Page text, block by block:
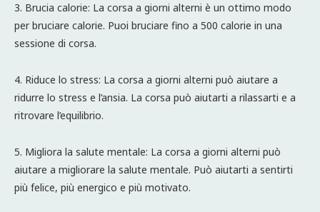
3. Brucia calorie: La corsa a giorni alterni è un ottimo modo
per bruciare calorie. Puoi bruciare fino a 500 calorie in una
sessione di corsa.
4. Riduce lo stress: La corsa a giorni alterni può aiutare a
ridurre lo stress e l’ansia. La corsa può aiutarti a rilassarti e a
ritrovare l’equilibrio.
5. Migliora la salute mentale: La corsa a giorni alterni può
aiutare a migliorare la salute mentale. Può aiutarti a sentirti
più felice, più energico e più motivato.